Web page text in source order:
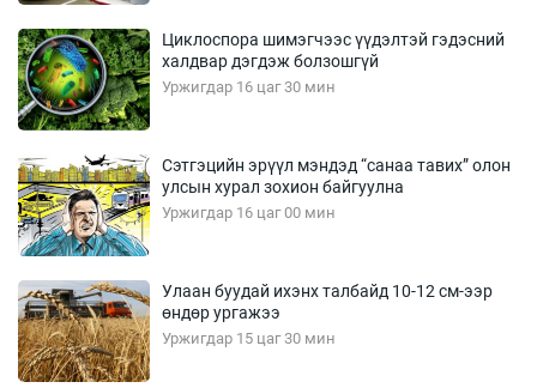
Циклоспора шимэгчээс үүдэлтэй гэдэсний
халдвар дэгдэж болзошгүй
Уржигдар 16 цаг 30 мин
Сэтгэцийн эрүүл мэндэд “санаа тавих” олон
улсын хурал зохион байгуулна
Уржигдар 16 цаг 00 мин
Улаан буудай ихэнх талбайд 10-12 см-ээр
өндөр ургажээ
Уржигдар 15 цаг 30 мин